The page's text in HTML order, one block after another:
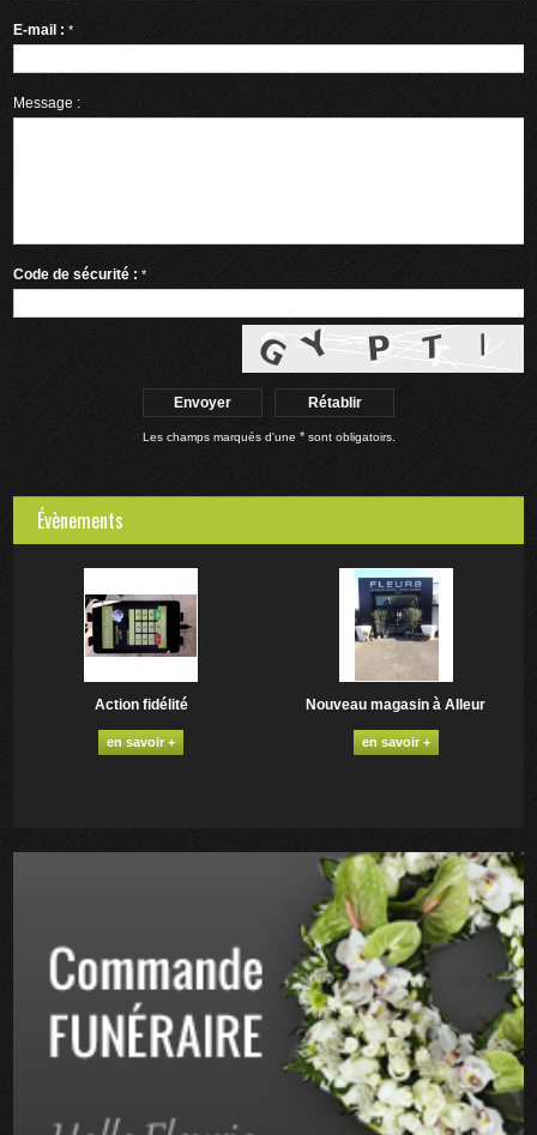
E-mail :*
Message :
Code de sécurité :*
Les champs marqués d'une *sont obligatoirs.
Évènements
Action fidélité
en savoir +
Nouveau magasin à Alleur
en savoir +